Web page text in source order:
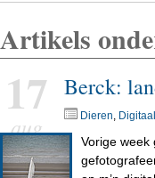
Artikels
Berck:
Dieren, Digitaal
17
aug
Vorige week